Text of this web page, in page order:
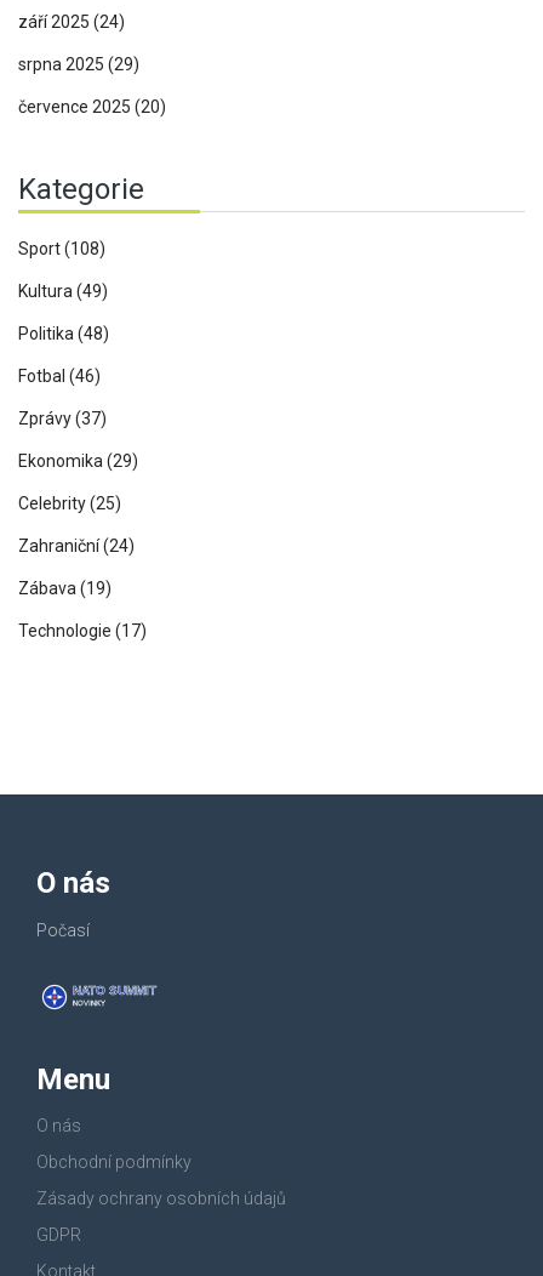
září 2025 (24)
srpna 2025 (29)
července 2025 (20)
Kategorie
Sport(108)
Kultura(49)
Politika(48)
Fotbal (46)
Zprávy(37)
Ekonomika(29)
Celebrity(25)
Zahraniční(24)
Zábava(19)
Technologie (17)
O nás
Počasí
Menu
O nás
Obchodní podmínky
Zásady ochrany osobních údajů
GDPR
Kontakt